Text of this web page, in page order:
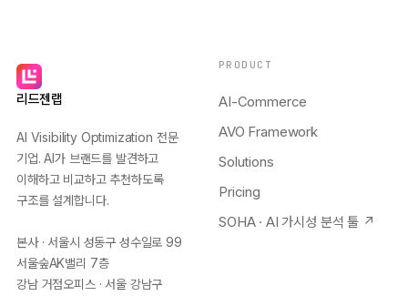
리드젠랩
AI Visibility Optimization 전문
기업. AI가 브랜드를 발견하고
이해하고 비교하고 추천하도록
구조를 설계합니다.
본사 · 서울시 성동구 성수일로 99
서울숲AK밸리 7층
강남 거점오피스 · 서울 강남구
PRODUCT
AI-Commerce
AVO Framework
Solutions
Pricing
SOHA · AI 가시성 분석 툴 ↗